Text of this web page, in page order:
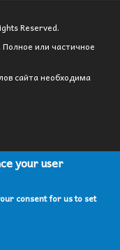
Reserved.
или частичное
сайта необходима
your user
consent for us to set